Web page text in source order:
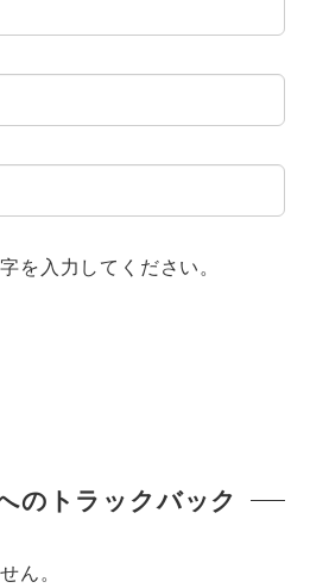
を入力してください。
のトラックバック
ん。